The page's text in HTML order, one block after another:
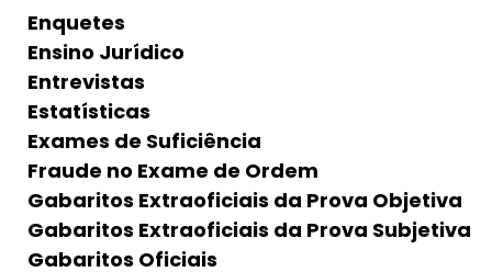
Enquetes
Ensino Jurídico
Entrevistas
Estatísticas
Exames de Suficiência
Fraude no Exame de Ordem
Gabaritos Extraoficiais da Prova Objetiva
Gabaritos Extraoficiais da Prova Subjetiva
Gabaritos Oficiais